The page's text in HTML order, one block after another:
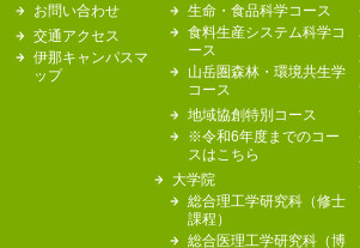
お問い合わせ
交通アクセス
伊那キャンパスマ
ップ
生命・食品科学コース
食料生産システム科学コ
ース
山岳圏森林・環境共生学
コース
地域協創特別コース
※令和6年度までのコー
スはこちら
大学院
総合理工学研究科（修士
課程）
総合医理工学研究科（博